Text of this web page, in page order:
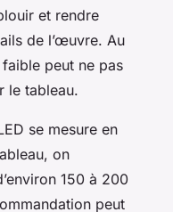
et rendre
de l’œuvre. Au
peut ne pas
le tableau.
se mesure en
on
150 à 200
peut